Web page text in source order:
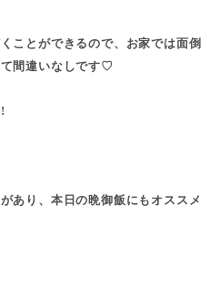
ことができるので、お家では面倒
間違いなしです♡
あり、本日の晩御飯にもオススメ